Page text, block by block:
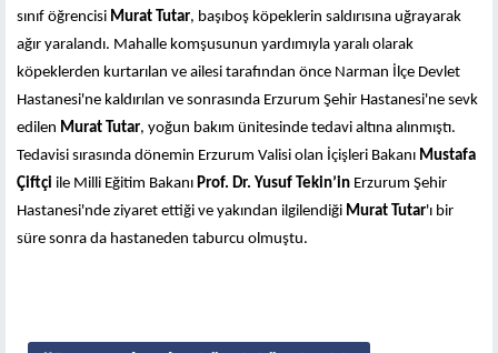
sınıf öğrencisi Murat Tutar, başıboş köpeklerin saldırısına uğrayarak
ağır yaralandı. Mahalle komşusunun yardımıyla yaralı olarak
köpeklerden kurtarılan ve ailesi tarafından önce Narman İlçe Devlet
Hastanesi'ne kaldırılan ve sonrasında Erzurum Şehir Hastanesi'ne sevk
edilen Murat Tutar, yoğun bakım ünitesinde tedavi altına alınmıştı.
Tedavisi sırasında dönemin Erzurum Valisi olan İçişleri Bakanı Mustafa
Çiftçi ile Milli Eğitim Bakanı Prof. Dr. Yusuf Tekin’in Erzurum Şehir
Hastanesi'nde ziyaret ettiği ve yakından ilgilendiği Murat Tutar'ı bir
süre sonra da hastaneden taburcu olmuştu.